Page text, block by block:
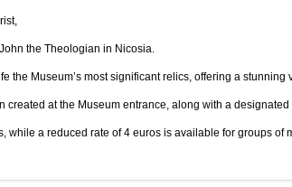
the Theologian in Nicosia.
the Museum’s most significant relics, offering a
created at the Museum entrance, along with a
while a reduced rate of 4 euros is available for groups of